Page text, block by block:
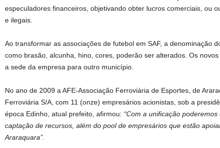
especuladores financeiros, objetivando obter lucros comerciais, ou
e ilegais.
Ao transformar as associações de futebol em SAF, a denominação
como brasão, alcunha, hino, cores, poderão ser alterados. Os
a sede da empresa para outro município.
No ano de 2009 a AFE-Associação Ferroviária de Esportes, de
Ferroviária S/A, com 11 (onze) empresários acionistas, sob a
época Edinho, atual prefeito, afirmou: “Com a unificação poderemos
captação de recursos, além do pool de empresários que estão
Araraquara”.